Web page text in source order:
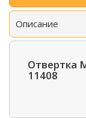
Описание
Отвертка
11408